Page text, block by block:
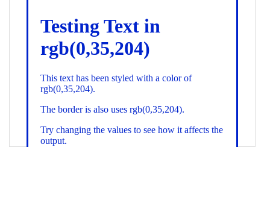
div class="textColor borderColor"
< h1>Testing Text in rgb(0,35,204)